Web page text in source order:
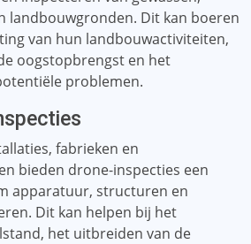
landbouwgronden. Dit kan boeren
van hun landbouwactiviteiten,
oogstopbrengst en het
problemen.
fabrieken en
bieden drone-inspecties een
apparatuur, structuren en
Dit kan helpen bij het
het uitbreiden van de